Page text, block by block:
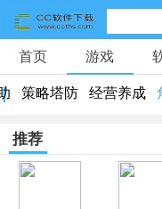
网游分类
首页 游戏
策略塔防 经营养成
推荐